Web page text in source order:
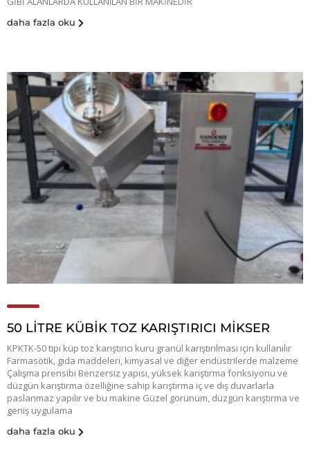
daha fazla oku
50 LİTRE KÜBİK TOZ KARIŞTIRICI MİKSER
KPKTK-50 tipi küp toz karıştırıcı kuru granül karıştırılması için kullanılır
Farmasötik, gıda maddeleri, kimyasal ve diğer endüstrilerde malzeme
Çalışma prensibi Benzersiz yapısı, yüksek karıştırma fonksiyonu ve
düzgün karıştırma özelliğine sahip karıştırma iç ve dış duvarlarla
paslanmaz yapılır ve bu makine Güzel görünüm, düzgün karıştırma ve
geniş uygulama
daha fazla oku